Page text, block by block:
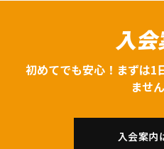
入
初めてでも安心！まずは1
ませ
入会案内